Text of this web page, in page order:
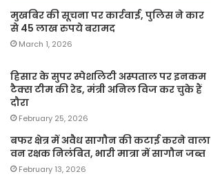
मुखबिर की सूचना पर कार्रवाई, पुलिस ने कार
से 45 लाख रुपये बरामद
March 1, 2026
हिसार के सुपर स्पेशलिटी अस्पताल पर इनकम
टैक्स टीम की रेड, मंत्री अनिल विज कर चुके हैं
दौरा
February 25, 2026
बफर क्षेत्र में अवैध सागौन की कटाई करने वाला
वन रक्षक निलंबित, भारी मात्रा में सागौन जब्त
February 13, 2026